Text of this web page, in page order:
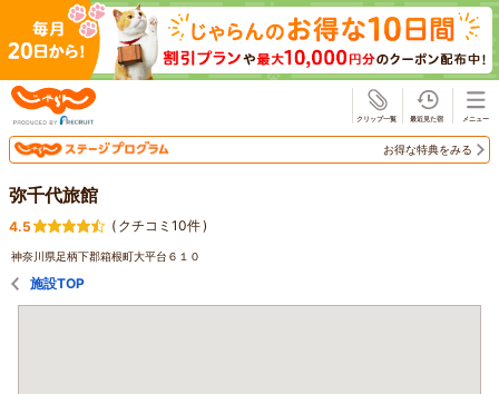
お得な特典をみる
弥千代旅館
4.5 ( クチコミ10件)
神奈川県足柄下郡箱根町大平台６１０
施設TOP